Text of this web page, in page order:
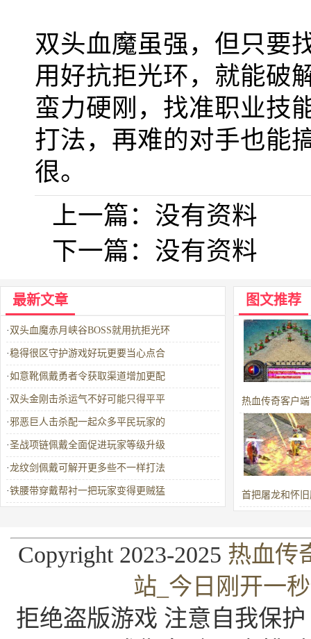
双头血魔虽强，但只要
用好抗拒光环，就能破
蛮力硬刚，找准职业技
打法，再难的对手也能
很。
上一篇： 没有资料
下一篇： 没有资料
最新文章
· 双头血魔赤月峡谷BOSS就用抗拒光环
·稳得很区守护游戏好玩更要当心点合
·如意靴佩戴勇者令获取渠道增加更配
· 双头金刚击杀运气不好可能只得平平
·邪恶巨人击杀配一起众多平民玩家的
·圣战项链佩戴全面促进玩家等级升级
·龙纹剑佩戴可解开更多些不一样打法
·铁腰带穿戴帮衬一把玩家变得更贼猛
图文推荐
热血传奇客户
42+7屠龙
首把屠龙和怀
Copyright 2023-2025 热血传
站_今日刚开一
拒绝盗版游戏 注意自我保